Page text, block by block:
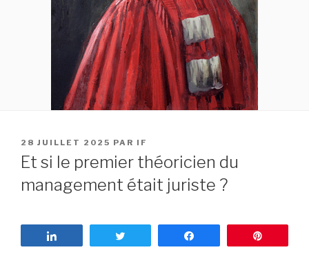
PUBLIÉ
LE
28 JUILLET 2025 PAR IF
Et si le premier théoricien du
management était juriste ?